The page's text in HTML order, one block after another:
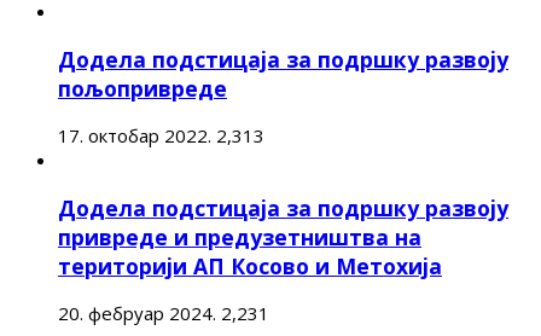
Додела подстицаја за подршку развоју
пољопривреде
17. октобар 2022. 2,313
Додела подстицаја за подршку развоју
привреде и предузетништва на
територији АП Косово и Метохија
20. фебруар 2024. 2,231